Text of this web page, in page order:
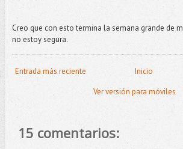
Creo que con esto termina la semana grande de
no estoy segura.
Entrada más reciente
Inicio
Ver versión para móviles
15 comentarios: